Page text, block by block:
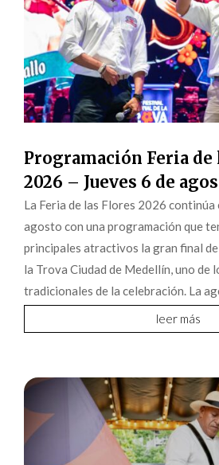
Programación Feria de
2026 – Jueves 6 de
La Feria de las Flores 2026 continúa
agosto con una programación que
principales atractivos la gran final
la Trova Ciudad de Medellín, uno de
tradicionales de la celebración. La
leer más